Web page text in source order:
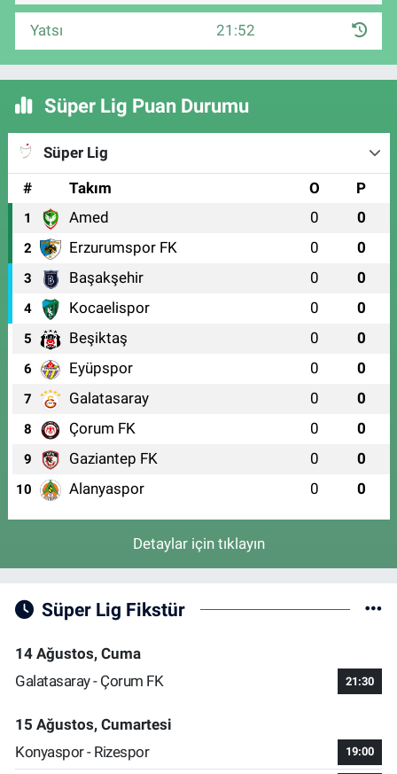
Yatsı 21:52
Süper Lig Puan Durumu
Süper Lig
#
Takım O P
1 Amed 0 0
2 Erzurumspor FK 0 0
3 Başakşehir 0 0
4 Kocaelispor 0 0
5 Beşiktaş 0 0
6 Eyüpspor 0 0
7 Galatasaray 0 0
8 Çorum FK 0 0
9 Gaziantep FK 0 0
10 Alanyaspor 0 0
Detaylar için tıklayın
Süper Lig Fikstür
14 Ağustos, Cuma
Galatasaray - Çorum FK
21:30
15 Ağustos, Cumartesi
Konyaspor - Rizespor
19:00